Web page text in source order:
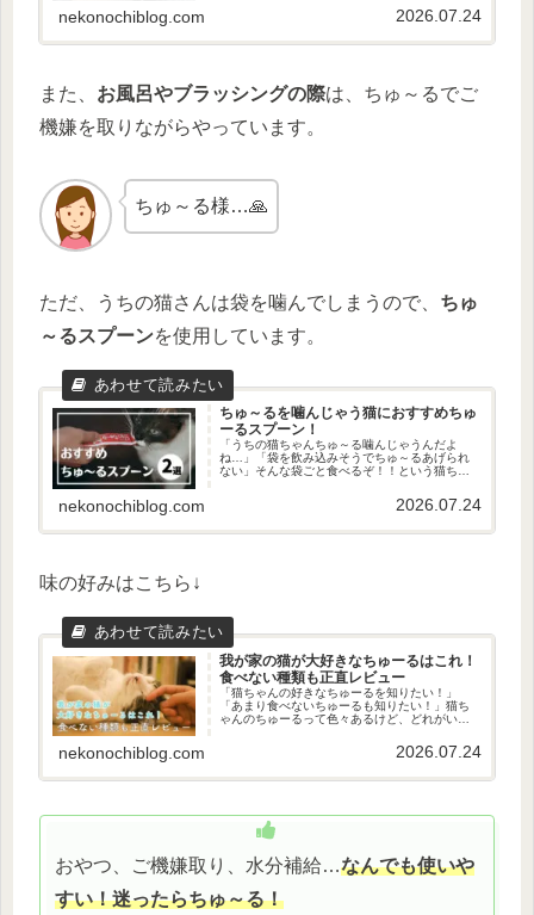
は…ピュアクリスタルニャーロを使うことで
す。「おうちの猫ちゃんが全然水を飲...
nekonochiblog.com 2026.07.24
また、 お風呂やブラッシングの際は、ちゅ～るでご
機嫌を取りながらやっています。
ちゅ～る様…🙏
ただ、うちの猫さんは袋を噛んでしまうので、 ちゅ
～るスプーンを使用しています。
ちゅ～るを噛んじゃう猫におすすめちゅ
ーるスプーン！
「うちの猫ちゃんちゅ～る噛んじゃうんだよ
ね…」「袋を飲み込みそうでちゅ～るあげられ
ない」そんな袋ごと食べるぞ！！という猫ちゃ
ちゅ～るスプーンを使うことです！この方法を
使えば、飼い主さんも猫ちゃんも、...
nekonochiblog.com 2026.07.24
味の好みはこちら↓
我が家の猫が大好きなちゅーるはこれ！
食べない種類も正直レビュー
「猫ちゃんの好きなちゅーるを知りたい！」
「あまり食べないちゅーるも知りたい！」猫ち
ゃんのちゅーるって色々あるけど、どれがいい
るを求めて色々と購入しました。うちの猫さん
は気難しくて…これは好き！これは...
nekonochiblog.com 2026.07.24
おやつ、ご機嫌取り、水分補給…なんでも使いや
すい！迷ったらちゅ～る！